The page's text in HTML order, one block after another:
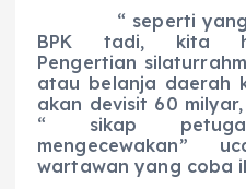
“ seperti yang di
BPK tadi, kita
Pengertian
atau belanja daerah
akan devisit 60
“ sikap
mengecewakan”
wartawan yang coba